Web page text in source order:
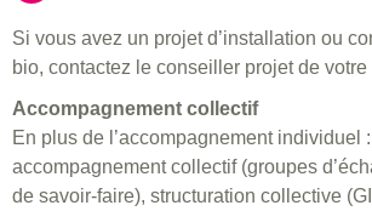
Si vous avez un projet d’installation ou
bio, contactez le conseiller projet de votre
Accompagnement collectif
En plus de l’accompagnement individuel
accompagnement collectif (groupes
de savoir-faire), structuration collective